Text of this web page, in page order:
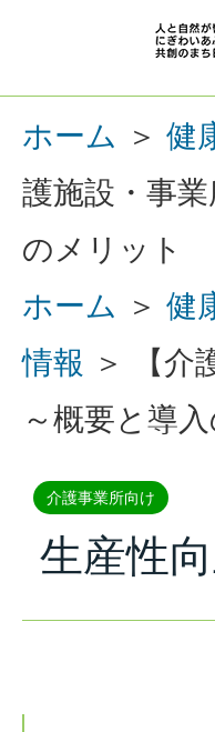
ホーム ＞ 健
護施設・事
のメリット
ホーム
＞ 健
情報 ＞ 【介
～概要と導
介護事業所向け
生産性